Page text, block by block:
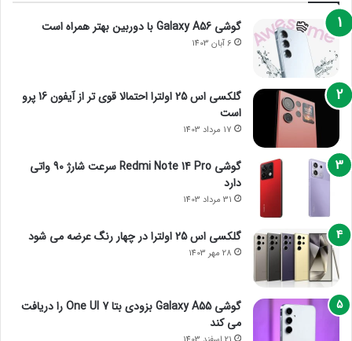
گوشی Galaxy A56 با دوربین بهتر همراه است
6 آبان 1403
گلکسی اس 25 اولترا احتمالا قوی تر از آیفون 16 پرو
است
17 مرداد 1403
گوشی Redmi Note 14 Pro سرعت شارژ 90 واتی
دارد
31 مرداد 1403
گلکسی اس 25 اولترا در چهار رنگ عرضه می شود
28 مهر 1403
گوشی Galaxy A55 بزودی بتا One UI 7 را دریافت
می کند